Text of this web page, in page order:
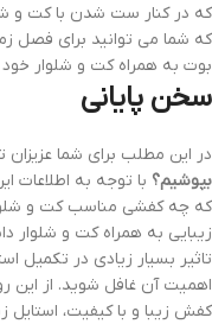
که در کنار ست شدن با کت و
که شما می توانید برای فصل
بوت به همراه کت و شلوار خود
سخن پایانی
در این مطلب برای شما
بپوشیم؟ با توجه به اطلاعات
که چه کفشی مناسب کت و
زیبایی به همراه کت و شلوار
تاثیر بسیار زیادی در تکمیل
اهمیت آن غافل شوید. از این
کفش زیبا و با کیفیت، استایل